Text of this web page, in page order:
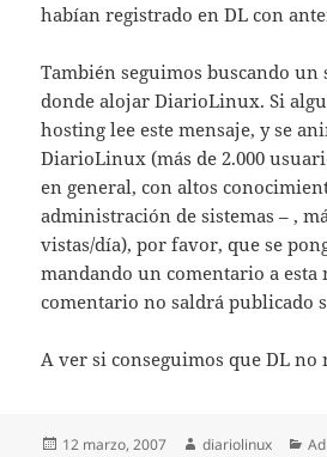
habían registrado en DL con
También seguimos buscando
donde alojar DiarioLinux. Si
hosting lee este mensaje, y se
DiarioLinux (más de 2.000
en general, con altos
administración de sistemas – ,
vistas/día), por favor, que se
mandando un comentario a esta
comentario no saldrá publicado
A ver si conseguimos que DL no
Publicado
12 marzo, 2007 Autor
diariolinux